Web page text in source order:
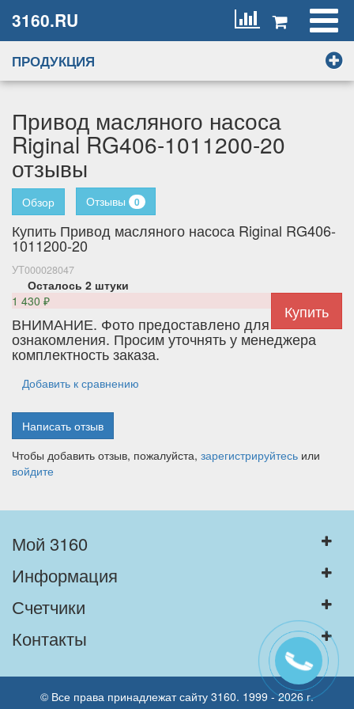
3160.RU
ПРОДУКЦИЯ
Привод масляного насоса
Riginal RG406-1011200-20
отзывы
Обзор Отзывы 0
Купить Привод масляного насоса Riginal RG406-
1011200-20
УТ000028047
Осталось 2 штуки
1 430 ₽
ВНИМАНИЕ. Фото предоставлено для
ознакомления. Просим уточнять у менеджера
комплектность заказа.
Добавить к сравнению
Написать отзыв
Чтобы добавить отзыв, пожалуйста, зарегистрируйтесь или
войдите
Мой 3160
Информация
Счетчики
Контакты
© Все права принадлежат сайту 3160. 1999 - 2026 г.